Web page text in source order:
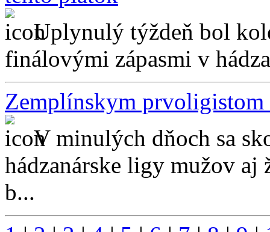
Uplynulý týždeň bol
finálovými zápasmi v
Zemplínskym prvoligistom
V minulých dňoch sa
hádzanárske ligy mužov
b...